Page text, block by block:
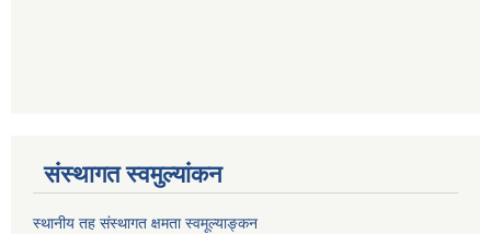
संस्थागत स्वमुल्यांकन
स्थानीय तह संस्थागत क्षमता स्वमूल्याङ्कन